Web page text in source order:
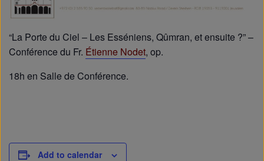
“La Porte du Ciel – Les Esséniens, Qûmran, et ensuite ?” –
Conférence du Fr. Étienne Nodet, op.
18h en Salle de Conférence.
Add to calendar